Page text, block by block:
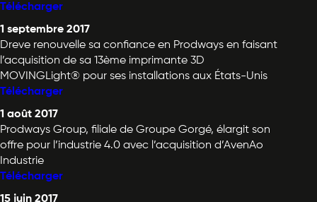
Télécharger
1 septembre 2017
Dreve renouvelle sa confiance en Prodways en faisant
l’acquisition de sa 13ème imprimante 3D
MOVINGLight® pour ses installations aux États-Unis
Télécharger
1 août 2017
Prodways Group, filiale de Groupe Gorgé, élargit son
offre pour l’industrie 4.0 avec l’acquisition d’AvenAo
Industrie
Télécharger
15 juin 2017